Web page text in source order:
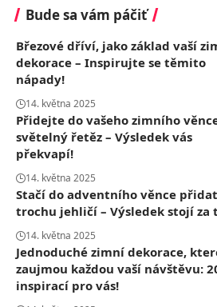
Bude sa vám páčiť
Březové dříví, jako základ vaší
dekorace – Inspirujte se těmito
nápady!
14. května 2025
Přidejte do vašeho zimního
světelný řetěz – Výsledek vás
překvapí!
14. května 2025
Stačí do adventního věnce přidat
trochu jehličí – Výsledek stojí za
14. května 2025
Jednoduché zimní dekorace,
zaujmou každou vaší návštěvu:
inspirací pro vás!